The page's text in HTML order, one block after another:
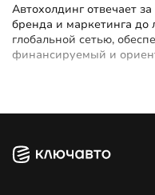
Автохолдинг отвечает
бренда и маркетинга до
глобальной сетью,
финансируемый и